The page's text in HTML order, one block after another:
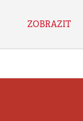
ZOBRAZIT